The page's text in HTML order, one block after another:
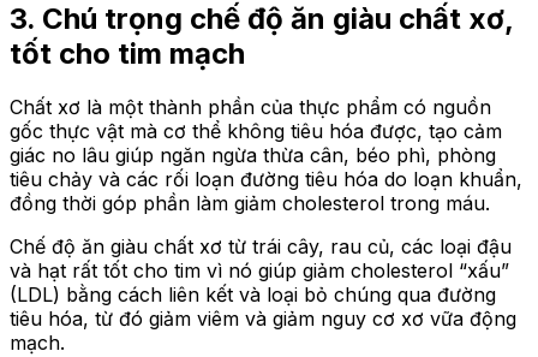
3. Chú trọng chế độ ăn giàu chất xơ,
tốt cho tim mạch
Chất xơ là một thành phần của thực phẩm có nguồn
gốc thực vật mà cơ thể không tiêu hóa được, tạo cảm
giác no lâu giúp ngăn ngừa thừa cân, béo phì, phòng
tiêu chảy và các rối loạn đường tiêu hóa do loạn khuẩn,
đồng thời góp phần làm giảm cholesterol trong máu.
Chế độ ăn giàu chất xơ từ trái cây, rau củ, các loại đậu
và hạt rất tốt cho tim vì nó giúp giảm cholesterol “xấu”
(LDL) bằng cách liên kết và loại bỏ chúng qua đường
tiêu hóa, từ đó giảm viêm và giảm nguy cơ xơ vữa động
mạch.